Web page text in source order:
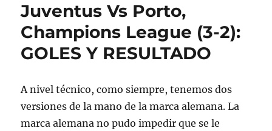
Juventus Vs Porto,
Champions League (3-2):
GOLES Y RESULTADO
A nivel técnico, como siempre, tenemos dos
versiones de la mano de la marca alemana. La
marca alemana no pudo impedir que se le